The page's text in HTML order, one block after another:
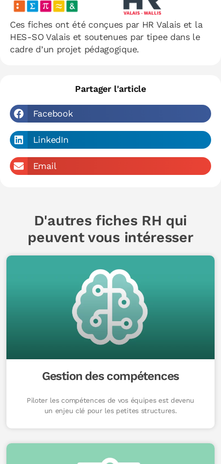
Ces fiches ont été conçues par HR Valais et la
HES-SO Valais et soutenues par tipee dans le
cadre d’un projet pédagogique.
Partager l'article
Facebook
LinkedIn
Email
D'autres fiches RH qui
peuvent vous intéresser
Gestion des compétences
Piloter les compétences de vos équipes est devenu
un enjeu clé pour les petites structures.